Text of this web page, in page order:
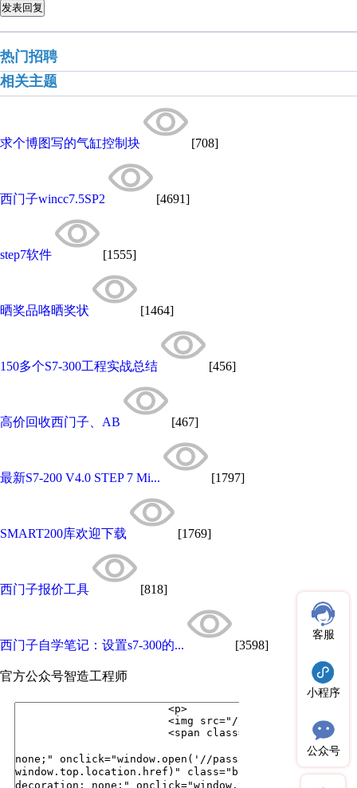
发表回复
热门招聘
相关主题
求个博图写的气缸控制块 [708]
西门子wincc7.5SP2 [4691]
step7软件 [1555]
晒奖品咯晒奖状 [1464]
150多个S7-300工程实战总结 [456]
高价回收西门子、AB [467]
最新S7-200 V4.0 STEP 7 Mi... [1797]
SMART200库欢迎下载 [1769]
西门子报价工具 [818]
西门子自学笔记：设置s7-300的... [3598]
官方公众号智造工程师
客服
小程序
公众号